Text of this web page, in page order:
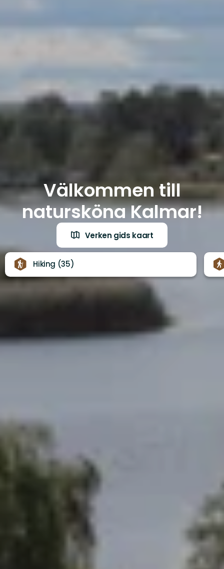
Välkommen till
natursköna Kalmar!
Verken gids kaart
Hiking (35)